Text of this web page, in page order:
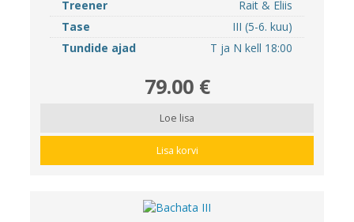
Treener
Rait & Eliis
Tase
III (5-6. kuu)
Tundide ajad
T ja N kell 18:00
79.00 €
Loe lisa
Lisa korvi